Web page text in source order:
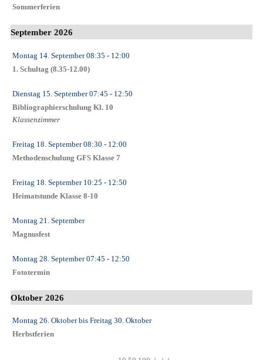
Sommerferien
September 2026
Montag 14. September08:35 - 12:00
1. Schultag (8.35-12.00)
Dienstag 15. September07:45 - 12:50
Bibliographierschulung Kl. 10
Klassenzimmer
Freitag 18. September08:30 - 12:00
Methodenschulung GFS Klasse 7
Freitag 18. September10:25 - 12:50
Heimatstunde Klasse 8-10
Montag 21. September
Magnusfest
Montag 28. September07:45 - 12:50
Fototermin
Oktober 2026
Montag 26. Oktoberbis Freitag 30. Oktober
Herbstferien